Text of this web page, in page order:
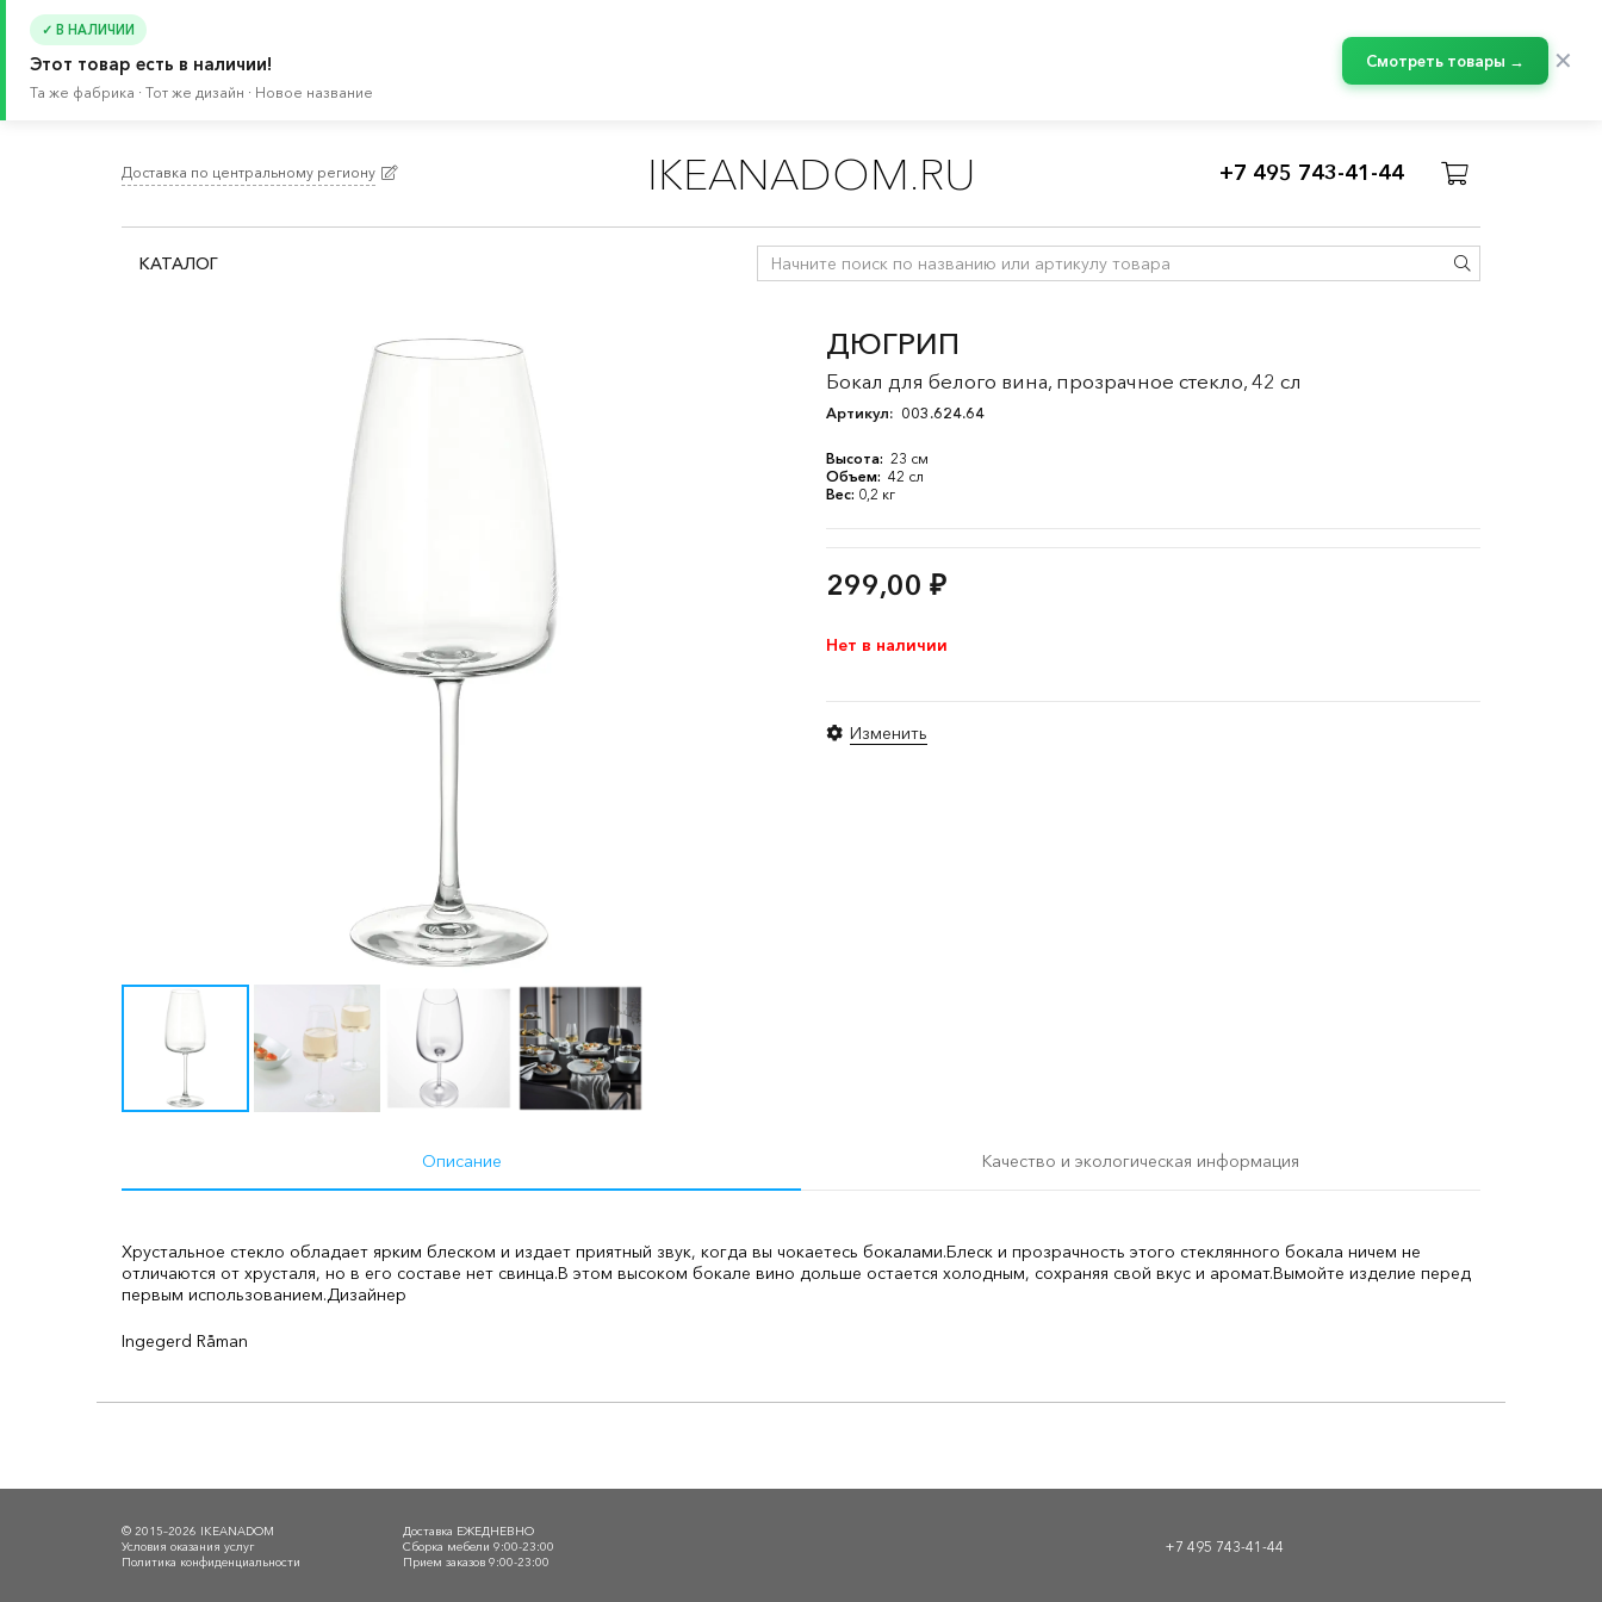
✓ В НАЛИЧИИ
Этот товар есть в наличии!
Та же фабрика · Тот же дизайн · Новое название
Смотреть товары → ✕
Доставка по центральному региону IKEANADOM.RU +7 495 743-41-44
КАТАЛОГ
ДЮГРИП
Бокал для белого вина, прозрачное стекло, 42 сл
Артикул: 003.624.64
Высота: 23 см
Объем: 42 сл
Вес: 0,2 кг
299,00 ₽
Нет в наличии
Изменить
Описание Качество и экологическая информация
Хрустальное стекло обладает ярким блеском и издает приятный звук, когда вы чокаетесь бокалами.Блеск и прозрачность этого стеклянного бокала ничем не
отличаются от хрусталя, но в его составе нет свинца.В этом высоком бокале вино дольше остается холодным, сохраняя свой вкус и аромат.Вымойте изделие перед
первым использованием.Дизайнер
Ingegerd Råman
© 2015–2026 IKEANADOM
Условия оказания услуг
Политика конфиденциальности
Доставка ЕЖЕДНЕВНО
Сборка мебели 9:00-23:00
Прием заказов 9:00-23:00
+7 495 743-41-44